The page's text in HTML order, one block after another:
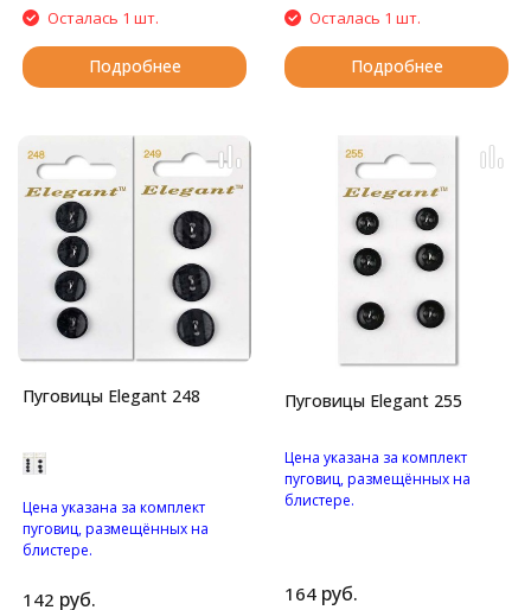
Осталась 1 шт.
Подробнее
Осталась 1 шт.
Подробнее
Пуговицы Elegant 248
Цена указана за комплект
пуговиц, размещённых на
блистере.
отверстиями.
142 руб.
Пуговицы Elegant 255
Цена указана за комплект
пуговиц, размещённых на
блистере.
164 руб.